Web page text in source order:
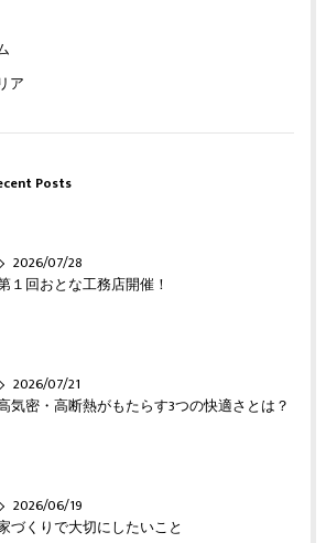
ア
Posts
2026/07/28
１回おとな工務店開催！
2026/07/21
気密・高断熱がもたらす3つの快適さとは？
2026/06/19
づくりで大切にしたいこと